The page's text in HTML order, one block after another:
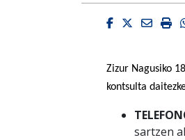
Facebook
Twitter
Email
Zizur Nagusiko
kontsulta
sartzen